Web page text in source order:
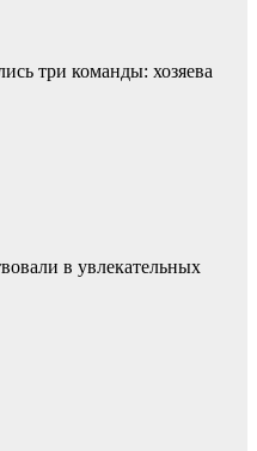
три команды: хозяева
в увлекательных